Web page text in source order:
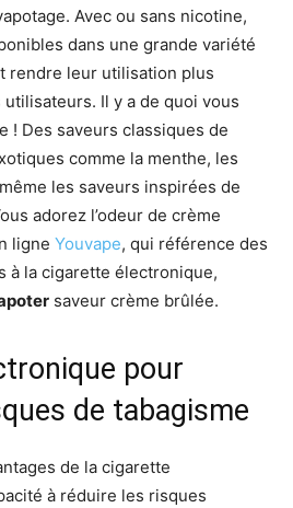
Avec ou sans nicotine,
dans une grande variété
rendre leur utilisation plus
Il y a de quoi vous
! Des saveurs classiques de
comme la menthe, les
les saveurs inspirées de
adorez l’odeur de crème
ligne Youvape, qui référence des
à la cigarette électronique,
saveur crème brûlée.
pour
de tabagisme
de la cigarette
à réduire les risques